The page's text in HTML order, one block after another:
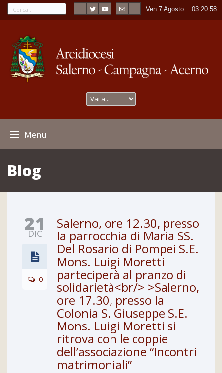
Ven 7 Agosto ----03:21:00
Menu
Blog
21
DIC
0
Salerno, ore 12.30, presso
la parrocchia di Maria SS.
Del Rosario di Pompei S.E.
Mons. Luigi Moretti
parteciperà al pranzo di
solidarietà<br/> >Salerno,
ore 17.30, presso la
Colonia S. Giuseppe S.E.
Mons. Luigi Moretti si
ritrova con le coppie
dell’associazione “Incontri
matrimoniali”